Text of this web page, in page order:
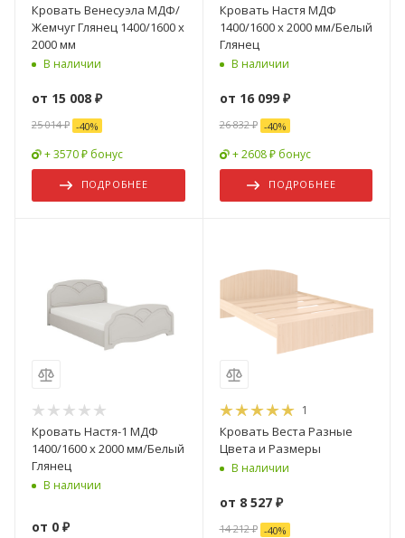
Кровать Венесуэла МДФ/
Жемчуг Глянец 1400/1600 х
2000 мм
В наличии
от 15 008 ₽
25 014 ₽ -40%
+ 3570 ₽ бонус
ПОДРОБНЕЕ
Кровать Настя МДФ
1400/1600 х 2000 мм/Белый
Глянец
В наличии
от 16 099 ₽
26 832 ₽ -40%
+ 2608 ₽ бонус
ПОДРОБНЕЕ
Кровать Настя-1 МДФ
1400/1600 х 2000 мм/Белый
Глянец
В наличии
от 0 ₽
1
Кровать Веста Разные
Цвета и Размеры
В наличии
от 8 527 ₽
14 212 ₽ -40%